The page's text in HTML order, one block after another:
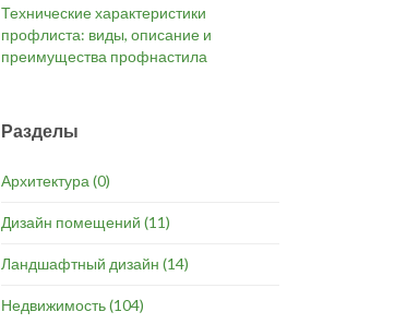
Технические характеристики
профлиста: виды, описание и
преимущества профнастила
Разделы
Архитектура (0)
Дизайн помещений (11)
Ландшафтный дизайн (14)
Недвижимость(104)